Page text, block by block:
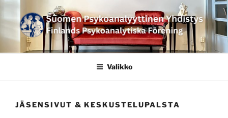
sisältöön
SUOMEN
PSYKOANALYYTTINEN
PSYKOANALYTISKA
Valikko
JÄSENSIVUT & KESKUSTELUPALSTA